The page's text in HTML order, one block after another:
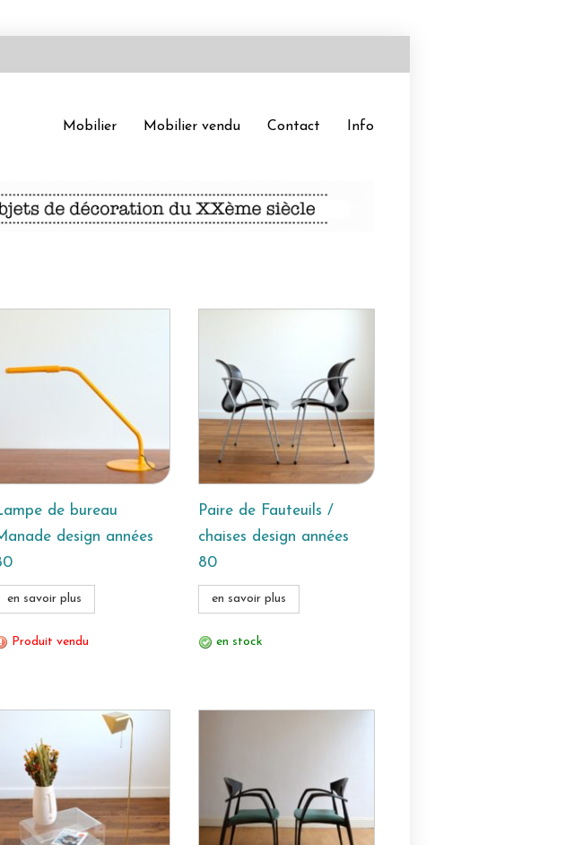
Mobilier Mobilier vendu Contact Info
de bureau
design années
en savoir plus
Produit vendu
Paire de Fauteuils /
chaises design années
80
en savoir plus
en stock